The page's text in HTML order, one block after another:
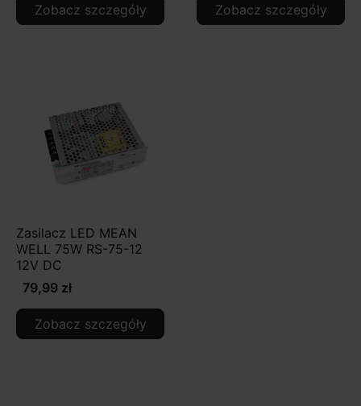
Zobacz szczegóły Zobacz szczegóły
Zasilacz LED MEAN
WELL 75W RS-75-12
12V DC
79,99 zł
Zobacz szczegóły